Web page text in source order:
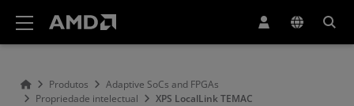
Produtos
Adaptive SoCs and FPGAs
Propriedade intelectual
XPS LocalLink TEMAC